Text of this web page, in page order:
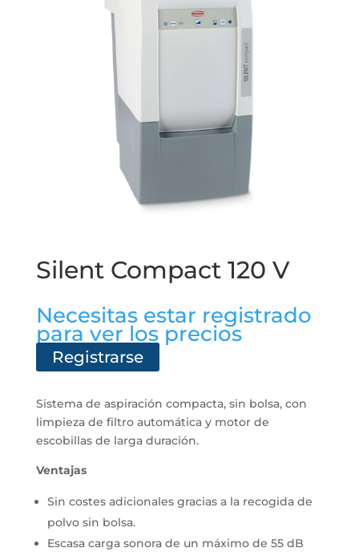
Silent Compact 120 V
Necesitas estar registrado
para ver los precios
Registrarse
Sistema de aspiración compacta, sin bolsa, con
limpieza de filtro automática y motor de
escobillas de larga duración.
Ventajas
Sin costes adicionales gracias a la recogida de
polvo sin bolsa.
Escasa carga sonora de un máximo de 55 dB